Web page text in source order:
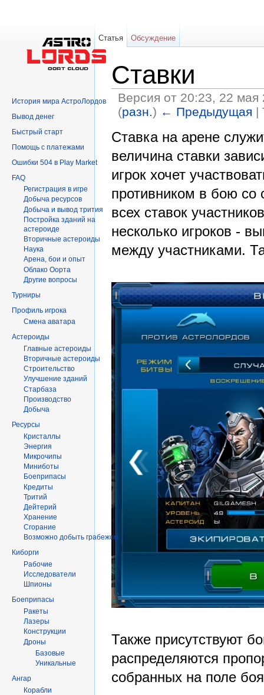
Ставки
Версия от 20:23, 22
(разн. ) ← Предыдущая |
Ставка на арене
величина ставки
игрок хочет
противником в бою со
всех ставок
несколько игроков -
между участниками.
Также присутствуют
распределяются
собранных на поле
Статья Обсуждение
История мира АстроЛордов
Вывод денег
Быстрый старт
Помощь с платежами
Ошибки 504 в Play Market
FAQ
Регистрация в игре
Добыча ресурсов
Добыча и вывод трития
Постройка зданий на
астероиде
Вторичныe астероиды
Hаука
Арена, бои и опыт
Облако Оорта
Другие вопросы
Турниры
Профиль игрока
Смена аватара
Астероиды
Главные астероиды
Вторичные астероиды
Строительство
Улучшение зданий
Старбаза
Производство
Добыча
Ресурсы
Кристаллы
Энергия
Микрочипы
Миниботы
Боеприпасы
Кредиты
Тритий
Дейтерий
Хранение
Сгорание
Возможно добыть грабежом
Киборги
Рабочие
Исследователи
Шпионы
Боеприпасы
Ракеты
Лазеры
Конструкции
Дроны
Базовые
Уникальные
Ангар
Корабли